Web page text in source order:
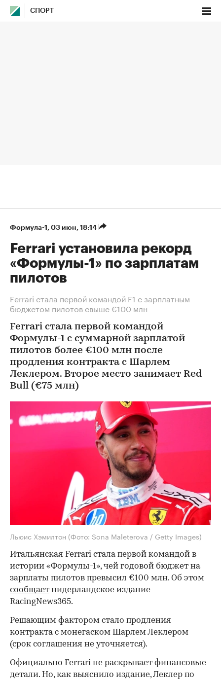
СПОРТ
Формула-1 ⁠, 03 июн, 18:14
Ferrari установила рекорд
«Формулы-1» по зарплатам
пилотов
Ferrari стала первой командой F1 с зарплатным
бюджетом пилотов свыше €100 млн
Ferrari стала первой командой
Формулы-1 с суммарной зарплатой
пилотов более €100 млн после
продления контракта с Шарлем
Леклером. Второе место занимает Red
Bull (€75 млн)
Льюис Хэмилтон (Фото: Sona Maleterova / Getty Images)
Итальянская Ferrari стала первой командой в
истории «Формулы-1», чей годовой бюджет на
зарплаты пилотов превысил €100 млн. Об этом
сообщает нидерландское издание
RacingNews365.
Решающим фактором стало продления
контракта с монегаском Шарлем Леклером
(срок соглашения не уточняется).
Официально Ferrari не раскрывает финансовые
детали. Но, как выяснило издание, Леклер по